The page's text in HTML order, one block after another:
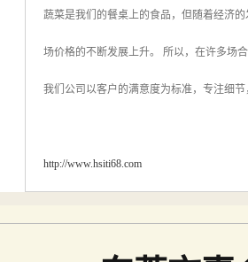
蔬菜是我们的餐桌上的食品，但随着经济
场价格的不断发展上升。 所以，在许多场
我们公司以客户的满意度为标准，专注细
http://www.hsiti68.com